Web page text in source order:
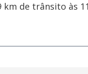
de trânsito às